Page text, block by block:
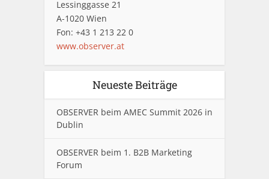
Lessinggasse 21
A-1020 Wien
Fon: +43 1 213 22 0
www.observer.at
Neueste Beiträge
OBSERVER beim AMEC Summit 2026 in
Dublin
OBSERVER beim 1. B2B Marketing
Forum